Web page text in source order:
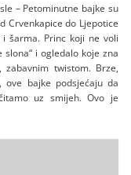
– Petominutne bajke su
Crvenkapice do Ljepotice
šarma. Princ koji ne voli
i ogledalo koje zna
twistom. Brze,
bajke podsjećaju da
uz smijeh. Ovo je